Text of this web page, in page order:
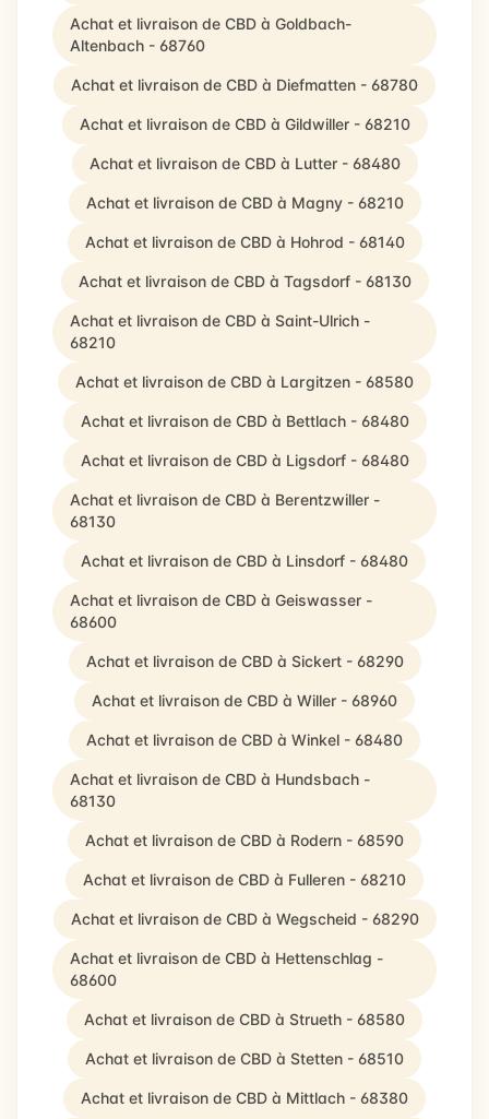
Achat et livraison de CBD à Goldbach-
Altenbach - 68760
Achat et livraison de CBD à Diefmatten - 68780
Achat et livraison de CBD à Gildwiller - 68210
Achat et livraison de CBD à Lutter - 68480
Achat et livraison de CBD à Magny - 68210
Achat et livraison de CBD à Hohrod - 68140
Achat et livraison de CBD à Tagsdorf - 68130
Achat et livraison de CBD à Saint-Ulrich -
68210
Achat et livraison de CBD à Largitzen - 68580
Achat et livraison de CBD à Bettlach - 68480
Achat et livraison de CBD à Ligsdorf - 68480
Achat et livraison de CBD à Berentzwiller -
68130
Achat et livraison de CBD à Linsdorf - 68480
Achat et livraison de CBD à Geiswasser -
68600
Achat et livraison de CBD à Sickert - 68290
Achat et livraison de CBD à Willer - 68960
Achat et livraison de CBD à Winkel - 68480
Achat et livraison de CBD à Hundsbach -
68130
Achat et livraison de CBD à Rodern - 68590
Achat et livraison de CBD à Fulleren - 68210
Achat et livraison de CBD à Wegscheid - 68290
Achat et livraison de CBD à Hettenschlag -
68600
Achat et livraison de CBD à Strueth - 68580
Achat et livraison de CBD à Stetten - 68510
Achat et livraison de CBD à Mittlach - 68380